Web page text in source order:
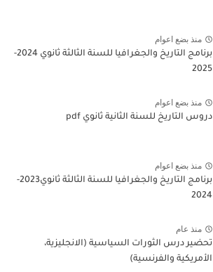
منذ بضع اعوام
برنامج التاريخ والجغرافيا للسنة الثالثة ثانوي 2024-
2025
منذ بضع اعوام
دروس التاريخ للسنة الثانية ثانوي pdf
منذ بضع اعوام
برنامج التاريخ والجغرافيا للسنة الثالثة ثانوي2023-
2024
منذ عام
تحضير درس الثورات السياسية (الانجليزية،
الأمريكية والفرنسية)